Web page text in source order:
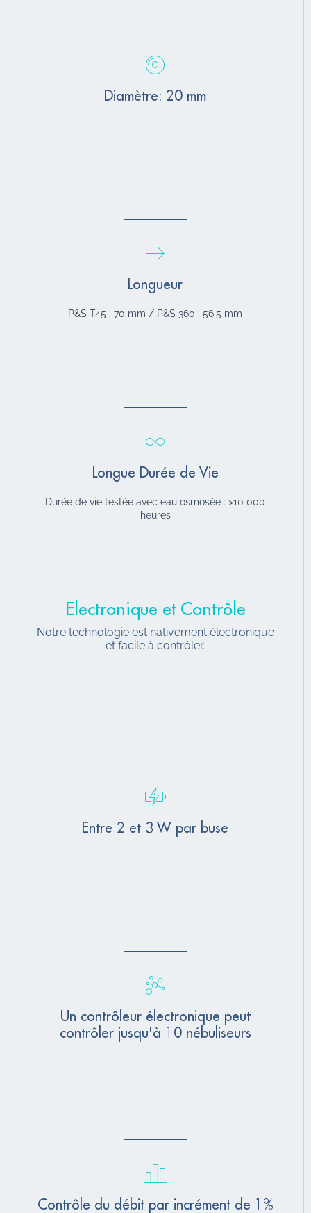
Diamètre: 20 mm
Longueur
P&S T45 : 70 mm / P&S 360 : 56,5 mm
Longue Durée de Vie
Durée de vie testée avec eau osmosée : >10 000
heures
Electronique et Contrôle
Notre technologie est nativement électronique
et facile à contrôler.
Entre 2 et 3 W par buse
Un contrôleur électronique peut
contrôler jusqu'à 10 nébuliseurs
Contrôle du débit par incrément de 1%